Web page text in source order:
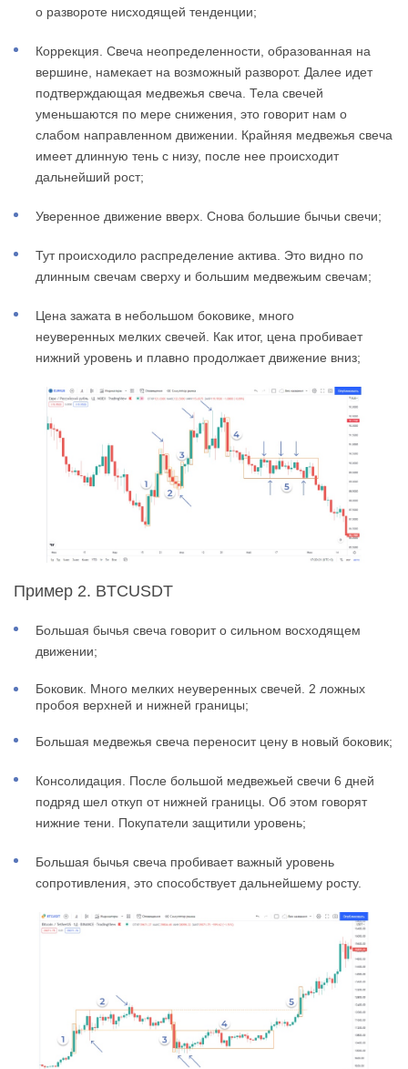
о развороте нисходящей тенденции;
Коррекция. Свеча неопределенности, образованная на
вершине, намекает на возможный разворот. Далее идет
подтверждающая медвежья свеча. Тела свечей
уменьшаются по мере снижения, это говорит нам о
слабом направленном движении. Крайняя медвежья свеча
имеет длинную тень с низу, после нее происходит
дальнейший рост;
Уверенное движение вверх. Снова большие бычьи свечи;
Тут происходило распределение актива. Это видно по
длинным свечам сверху и большим медвежьим свечам;
Цена зажата в небольшом боковике, много
неуверенных мелких свечей. Как итог, цена пробивает
нижний уровень и плавно продолжает движение вниз;
Пример 2. BTCUSDT
Большая бычья свеча говорит о сильном восходящем
движении;
Боковик. Много мелких неуверенных свечей. 2 ложных
пробоя верхней и нижней границы;
Большая медвежья свеча переносит цену в новый боковик;
Консолидация. После большой медвежьей свечи 6 дней
подряд шел откуп от нижней границы. Об этом говорят
нижние тени. Покупатели защитили уровень;
Большая бычья свеча пробивает важный уровень
сопротивления, это способствует дальнейшему росту.